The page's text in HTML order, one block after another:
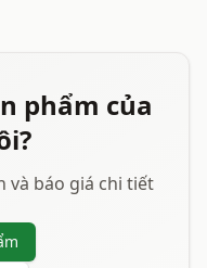
phẩm của
và báo giá chi tiết